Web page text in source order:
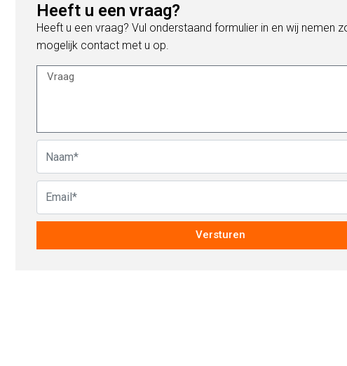
Heeft u een vraag?
Heeft u een vraag? Vul onderstaand formulier in en wij nemen
mogelijk contact met u op.
Versturen